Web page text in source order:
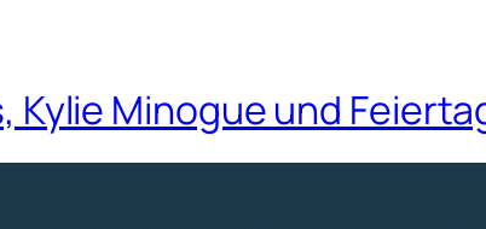
Kylie Minogue und